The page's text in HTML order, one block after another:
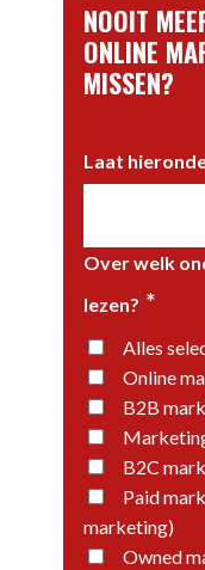
NOOIT
ONLINE
MISSEN?
Laat
Over welk
lezen? *
Alles
Online
B2B
B2C
Paid
marketing)
Owned